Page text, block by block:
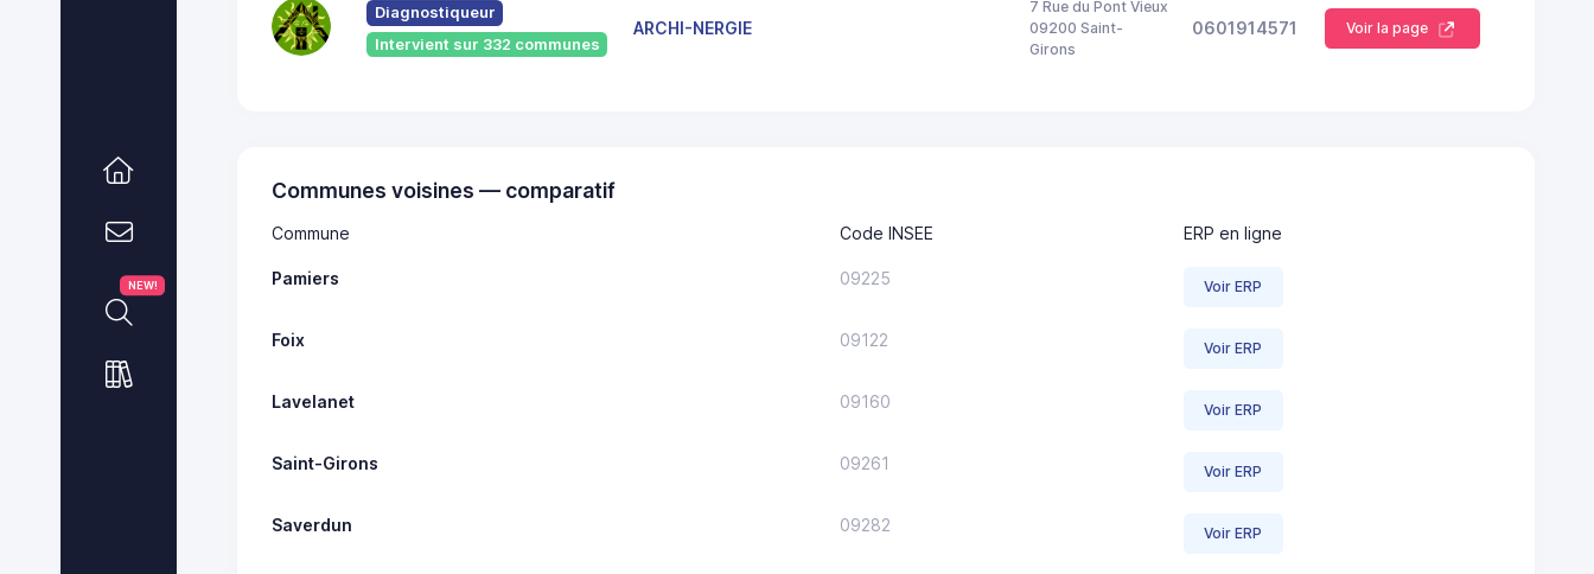
NEW!
Diagnostiqueur
Intervient sur 332 communes
ARCHI-NERGIE
7 Rue du Pont Vieux
09200 Saint-
Girons
0601914571 Voir la page
Communes voisines — comparatif
Commune Code INSEE ERP en ligne
Pamiers 09225 Voir ERP
Foix 09122 Voir ERP
Lavelanet 09160 Voir ERP
Saint-Girons 09261 Voir ERP
Saverdun 09282 Voir ERP